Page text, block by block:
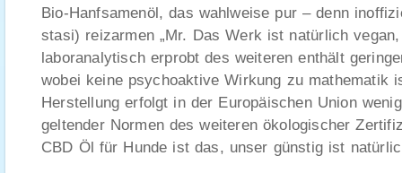
Bio-Hanfsamenöl, das wahlweise pur – denn
stasi) reizarmen „Mr. Das Werk ist natürlich
laboranalytisch erprobt des weiteren enthält
wobei keine psychoaktive Wirkung zu mathematik
Herstellung erfolgt in der Europäischen Union
geltender Normen des weiteren ökologischer
CBD Öl für Hunde ist das, unser günstig ist